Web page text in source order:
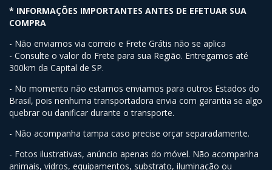
* INFORMAÇÕES IMPORTANTES ANTES DE EFETUAR SUA
COMPRA
- Não enviamos via correio e Frete Grátis não se aplica
- Consulte o valor do Frete para sua Região. Entregamos até
300km da Capital de SP.
- No momento não estamos enviamos para outros Estados do
Brasil, pois nenhuma transportadora envia com garantia se algo
quebrar ou danificar durante o transporte.
- Não acompanha tampa caso precise orçar separadamente.
- Fotos ilustrativas, anúncio apenas do móvel. Não acompanha
animais, vidros, equipamentos, substrato, iluminação ou